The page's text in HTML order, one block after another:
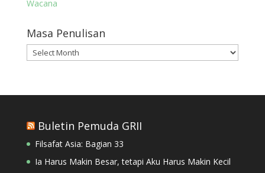
Wacana
Masa Penulisan
Masa
Penulisan
Buletin Pemuda GRII
Filsafat Asia: Bagian 33
Ia Harus Makin Besar, tetapi Aku Harus Makin Kecil